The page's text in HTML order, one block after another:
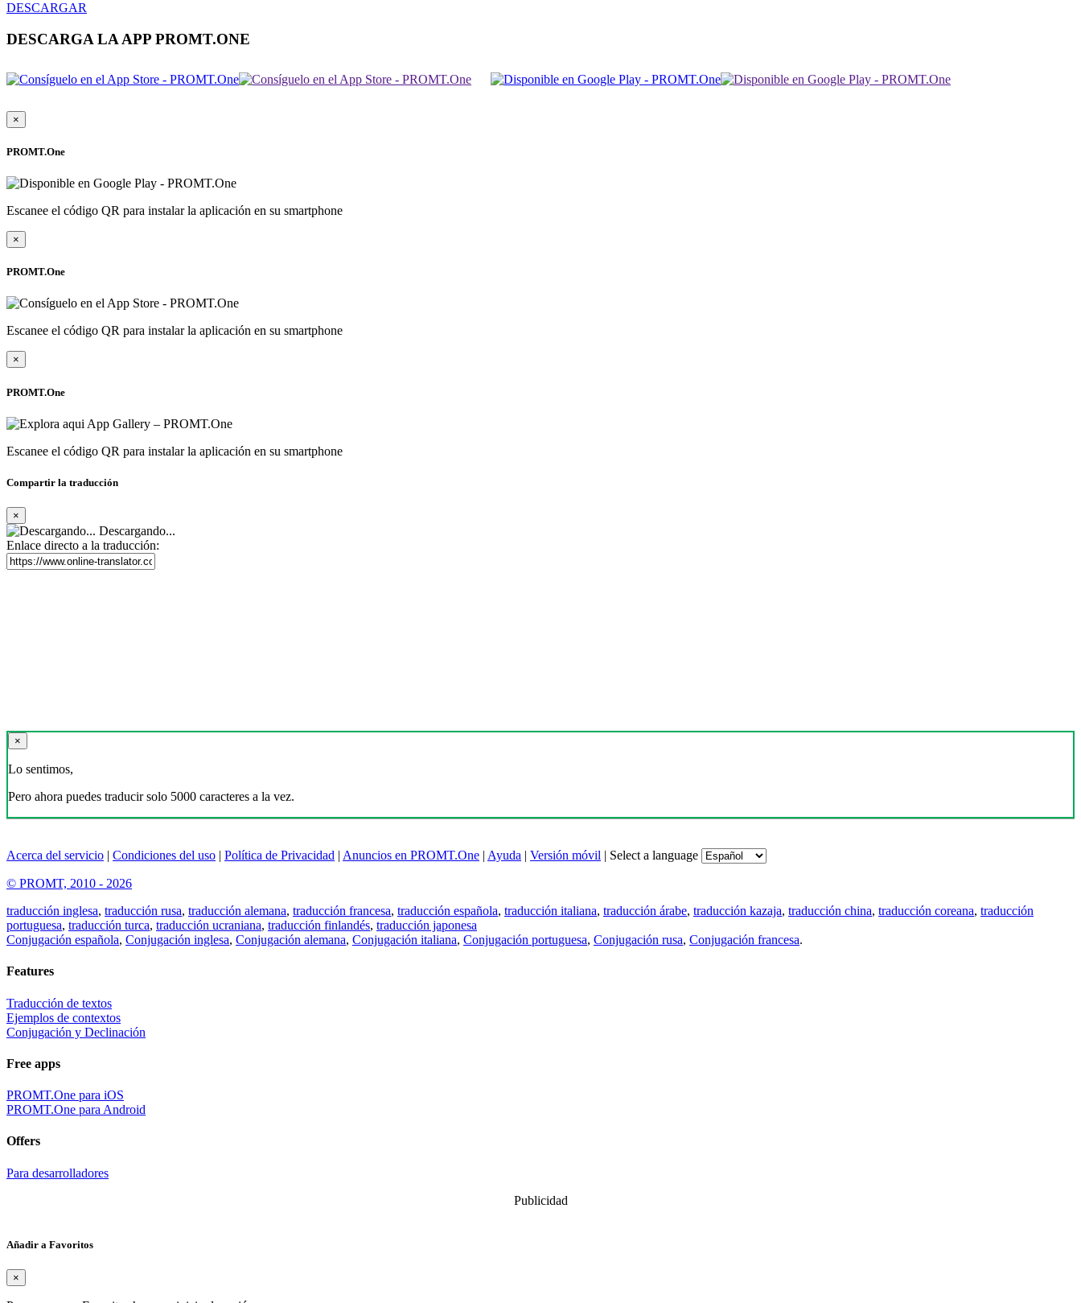
DESCARGAR
DESCARGA LA APP PROMT.ONE
×
PROMT.One
Escanee el código QR para instalar la aplicación en su smartphone
×
PROMT.One
Escanee el código QR para instalar la aplicación en su smartphone
×
PROMT.One
Escanee el código QR para instalar la aplicación en su smartphone
Compartir la traducción
×
Descargando...
Enlace directo a la traducción:
×
Lo sentimos,
Pero ahora puedes traducir solo 5000 caracteres a la vez.
Acerca del servicio | Condiciones del uso | Política de Privacidad | Anuncios en PROMT.One | Ayuda | Versión móvil | Select a language
© PROMT, 2010 - 2026
traducción inglesa, traducción rusa, traducción alemana, traducción francesa, traducción española, traducción italiana, traducción árabe, traducción kazaja, traducción china, traducción coreana, traducción
portuguesa, traducción turca, traducción ucraniana, traducción finlandés, traducción japonesa
Conjugación española, Conjugación inglesa, Conjugación alemana, Conjugación italiana, Conjugación portuguesa, Conjugación rusa, Conjugación francesa.
Features
Traducción de textos
Ejemplos de contextos
Conjugación y Declinación
Free apps
PROMT.One para iOS
PROMT.One para Android
Offers
Para desarrolladores
Publicidad
Añadir a Favoritos
×